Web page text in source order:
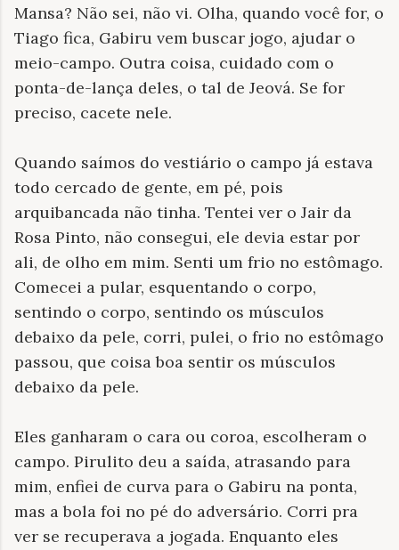
Mansa? Não sei, não vi. Olha, quando você for, o
Tiago fica, Gabiru vem buscar jogo, ajudar o
meio-campo. Outra coisa, cuidado com o
ponta-de-lança deles, o tal de Jeová. Se for
preciso, cacete nele.
Quando saímos do vestiário o campo já estava
todo cercado de gente, em pé, pois
arquibancada não tinha. Tentei ver o Jair da
Rosa Pinto, não consegui, ele devia estar por
ali, de olho em mim. Senti um frio no estômago.
Comecei a pular, esquentando o corpo,
sentindo o corpo, sentindo os músculos
debaixo da pele, corri, pulei, o frio no estômago
passou, que coisa boa sentir os músculos
debaixo da pele.
Eles ganharam o cara ou coroa, escolheram o
campo. Pirulito deu a saída, atrasando para
mim, enfiei de curva para o Gabiru na ponta,
mas a bola foi no pé do adversário. Corri pra
ver se recuperava a jogada. Enquanto eles